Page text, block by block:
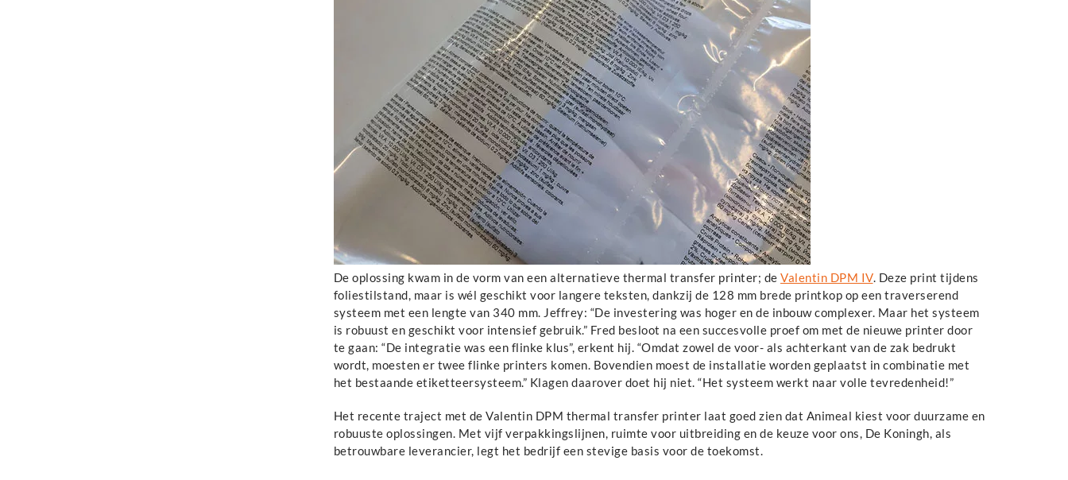
De oplossing kwam in de vorm van een alternatieve thermal transfer printer; de Valentin DPM IV. Deze print tijdens
foliestilstand, maar is wél geschikt voor langere teksten, dankzij de 128 mm brede printkop op een traverserend
systeem met een lengte van 340 mm. Jeffrey: “De investering was hoger en de inbouw complexer. Maar het systeem
is robuust en geschikt voor intensief gebruik.” Fred besloot na een succesvolle proef om met de nieuwe printer door
te gaan: “De integratie was een flinke klus”, erkent hij. “Omdat zowel de voor- als achterkant van de zak bedrukt
wordt, moesten er twee flinke printers komen. Bovendien moest de installatie worden geplaatst in combinatie met
het bestaande etiketteersysteem.” Klagen daarover doet hij niet. “Het systeem werkt naar volle tevredenheid!”
Het recente traject met de Valentin DPM thermal transfer printer laat goed zien dat Animeal kiest voor duurzame en
robuuste oplossingen. Met vijf verpakkingslijnen, ruimte voor uitbreiding en de keuze voor ons, De Koningh, als
betrouwbare leverancier, legt het bedrijf een stevige basis voor de toekomst.